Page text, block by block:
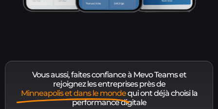
Vous aussi, faites confiance à Mevo Teams et
rejoignez les entreprises près de
Minneapolis et dans le mondequi ont déjà choisi la
performance digitale